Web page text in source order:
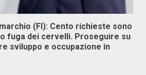
(FI): Cento richieste sono
fuga dei cervelli. Proseguire su
sviluppo e occupazione in